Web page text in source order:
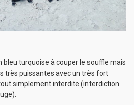
bleu turquoise à couper le souffle mais
très puissantes avec un très fort
simplement interdite (interdiction